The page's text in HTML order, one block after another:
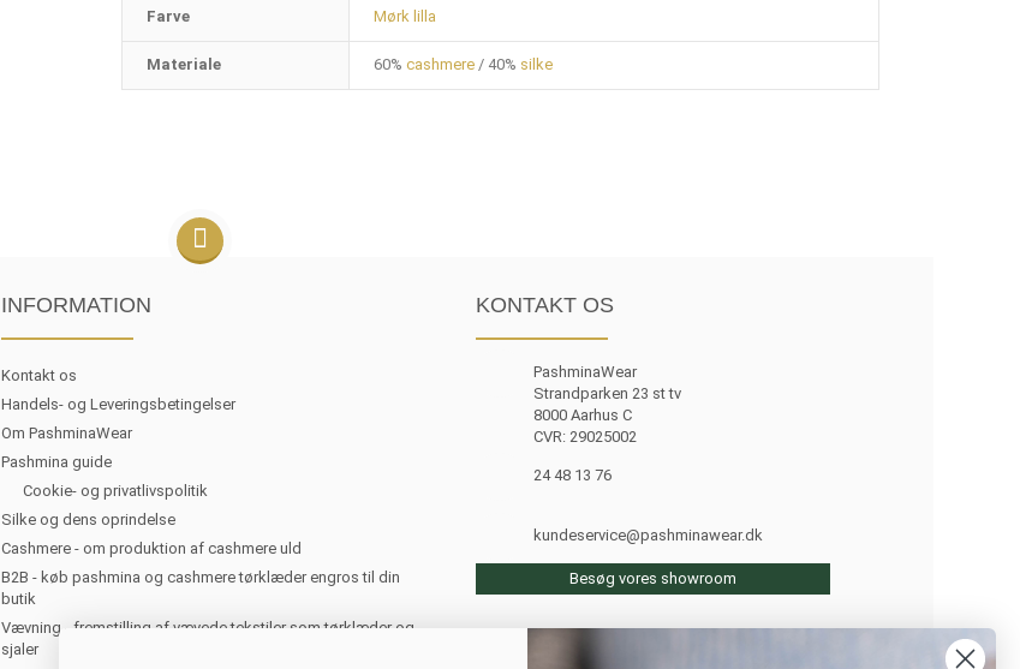
Farve Mørk lilla
Materiale 60% cashmere/ 40% silke
INFORMATION
Kontakt os
Handels- og Leveringsbetingelser
Om PashminaWear
Pashmina guide
Cookie- og privatlivspolitik
Silke og dens oprindelse
Cashmere - om produktion af cashmere uld
B2B - køb pashmina og cashmere tørklæder engros til din
butik
Vævning - fremstilling af vævede tekstiler som tørklæder og
sjaler
KONTAKT OS
PashminaWear
Strandparken 23 st tv
8000 Aarhus C
CVR: 29025002
24 48 13 76
kundeservice@pashminawear.dk
Besøg vores showroom